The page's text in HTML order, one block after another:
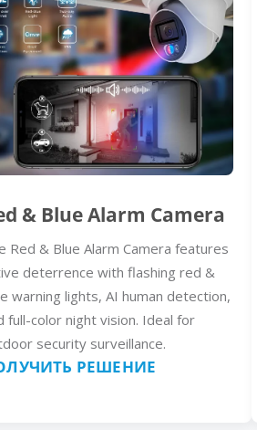
& Blue Alarm Camera
Red & Blue Alarm Camera features
deterrence with flashing red &
warning lights, AI human detection,
full-color night vision. Ideal for
security surveillance.
РЕШЕНИЕ